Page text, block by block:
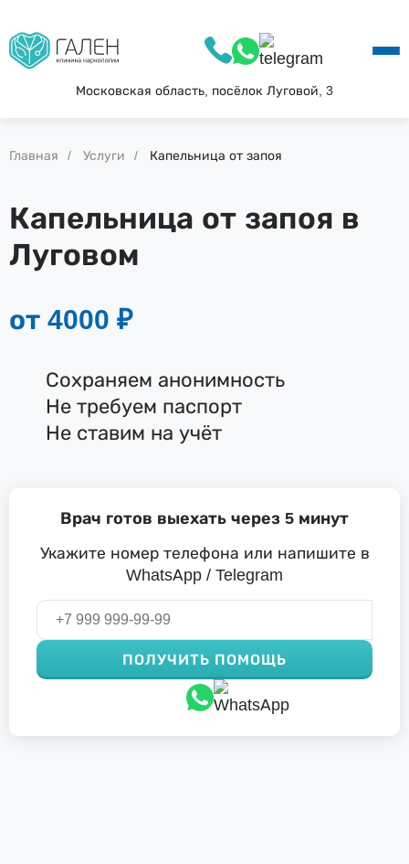
Московская область, посёлок Луговой, 3
О КЛИНИКЕ
УСЛУГИ
КОНТАКТЫ
Главная Услуги Капельница от запоя
Капельница от запоя в
Луговом
от 4000 ₽
Сохраняем анонимность
Не требуем паспорт
Не ставим на учёт
Врач готов выехать через 5 минут
Укажите номер телефона или напишите в
WhatsApp / Telegram
ПОЛУЧИТЬ ПОМОЩЬ